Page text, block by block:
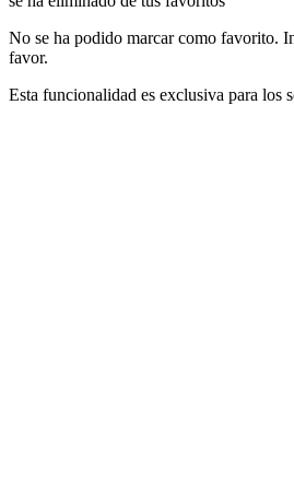
No se ha podido marcar como favorito.
favor.
Esta funcionalidad es exclusiva para los